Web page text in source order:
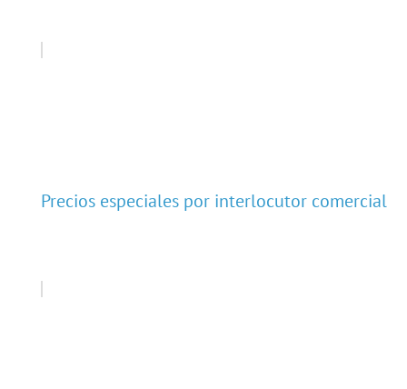
Precios especiales por interlocutor comercial